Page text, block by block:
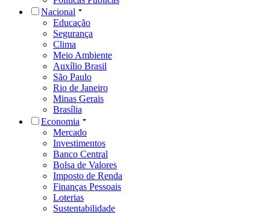
Nacional
Educação
Segurança
Clima
Meio Ambiente
Auxílio Brasil
São Paulo
Rio de Janeiro
Minas Gerais
Brasília
Economia
Mercado
Investimentos
Banco Central
Bolsa de Valores
Imposto de Renda
Finanças Pessoais
Loterias
Sustentabilidade